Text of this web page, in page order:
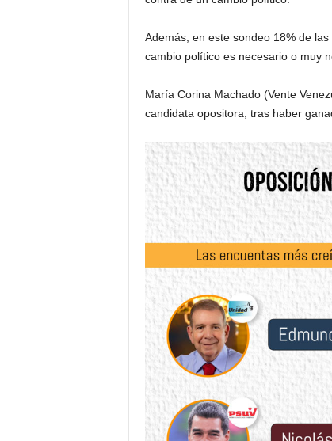
Además, en este sondeo 18% de
cambio político es necesario o muy
María Corina Machado (Vente
candidata opositora, tras haber